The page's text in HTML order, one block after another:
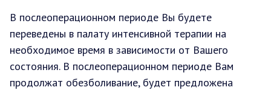
В послеоперационном периоде Вы будете
переведены в палату интенсивной терапии на
необходимое время в зависимости от Вашего
состояния. В послеоперационном периоде Вам
продолжат обезболивание, будет предложена